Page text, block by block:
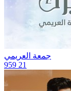
جمعة العريمي
959 21